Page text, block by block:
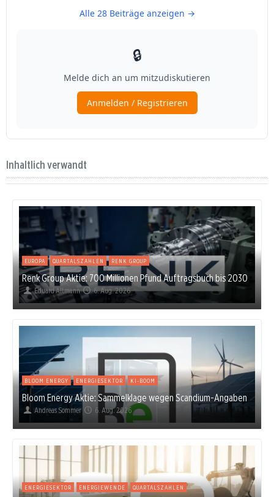
Inhaltlich verwandt
EUROPA QUARTALSZAHLEN RENK GROUP
Renk Group Aktie: 700 Millionen Pfund Auftragsbuch bis 2030
Eduard Altmann 6. Aug. 2026
BLOOM ENERGY ENERGIESEKTOR KI-BOOM
Bloom Energy Aktie: Sammelklage wegen Scandium-Angaben
Andreas Sommer 6. Aug. 2026
ENERGIESEKTOR ENERGIEWENDE QUARTALSZAHLEN